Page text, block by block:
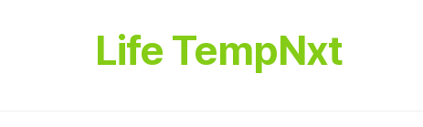
Life TempNxt